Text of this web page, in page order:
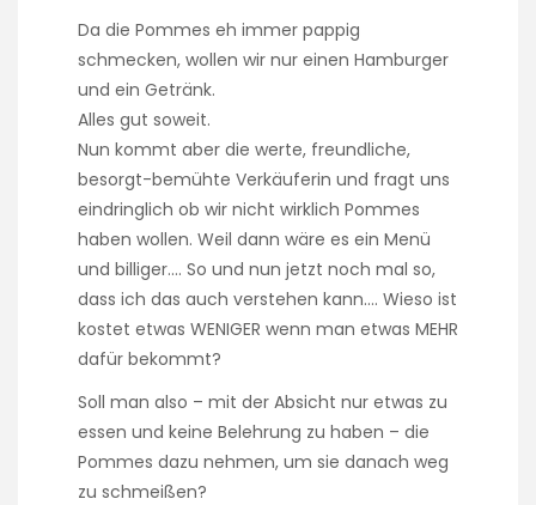
Da die Pommes eh immer pappig
schmecken, wollen wir nur einen Hamburger
und ein Getränk.
Alles gut soweit.
Nun kommt aber die werte, freundliche,
besorgt-bemühte Verkäuferin und fragt uns
eindringlich ob wir nicht wirklich Pommes
haben wollen. Weil dann wäre es ein Menü
und billiger…. So und nun jetzt noch mal so,
dass ich das auch verstehen kann…. Wieso ist
kostet etwas WENIGER wenn man etwas MEHR
dafür bekommt?
Soll man also – mit der Absicht nur etwas zu
essen und keine Belehrung zu haben – die
Pommes dazu nehmen, um sie danach weg
zu schmeißen?